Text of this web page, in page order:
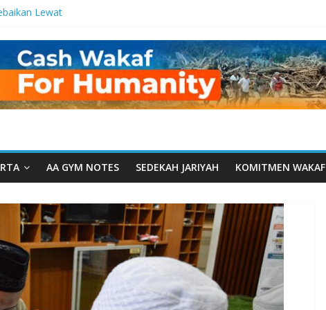
Lewat
Manfaat
dari Serua:
Yayasan
Daarut Tauhiid
Ketika
Dakwah, Wakaf
Wakaf
AA GYM NOTES SEDEKAH JARIYAH KOMITMEN WAKAF